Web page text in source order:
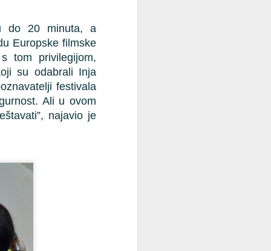
do 20 minuta, a
Europske filmske
tom privilegijom,
su odabrali Inja
festivala
Ali u ovom
najavio je